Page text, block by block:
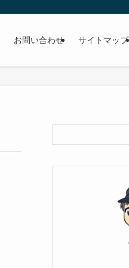
お問い合わせ サイトマップ